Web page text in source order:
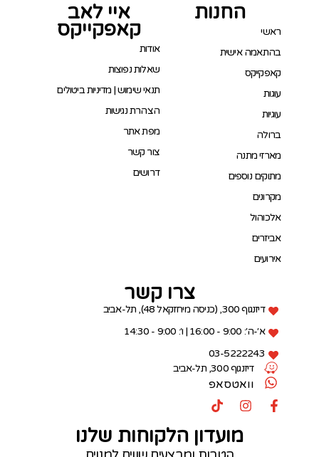
החנות
ראשי
בהתאמה אישית
קאפקייקס
עוגות
עוגיות
ברולה
מארזי מתנה
מתוקים נוספים
מקרונים
אלכוהול
אביזרים
אירועים
איי לאב
קאפקייקס
אודות
שאלות נפוצות
תנאי שימוש | מדיניות ביטולים
הצהרת נגישות
מפת אתר
צור קשר
דרושים
צרו קשר
דיזנגוף 300, (כניסה מיחזקאל 48), תל-אביב
א׳-ה׳: 9:00 - 16:00 | ו׳: 9:00 - 14:30
03-5222243
דיזנגוף 300, תל-אביב
וואטסאפ
מועדון הלקוחות שלנו